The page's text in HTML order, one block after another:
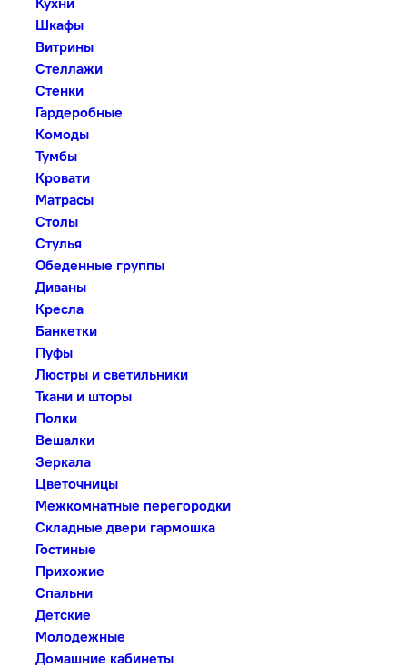
Шкафы
Витрины
Стеллажи
Стенки
Гардеробные
Комоды
Тумбы
Кровати
Матрасы
Столы
Стулья
Обеденные группы
Диваны
Кресла
Банкетки
Пуфы
Люстры и светильники
Ткани и шторы
Полки
Вешалки
Зеркала
Цветочницы
Межкомнатные перегородки
Складные двери гармошка
Гостиные
Прихожие
Спальни
Детские
Молодежные
Домашние кабинеты